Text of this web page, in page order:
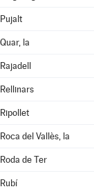
Pujalt
Quar, la
Rajadell
Rellinars
Ripollet
Roca del Vallès, la
Roda de Ter
Rubí